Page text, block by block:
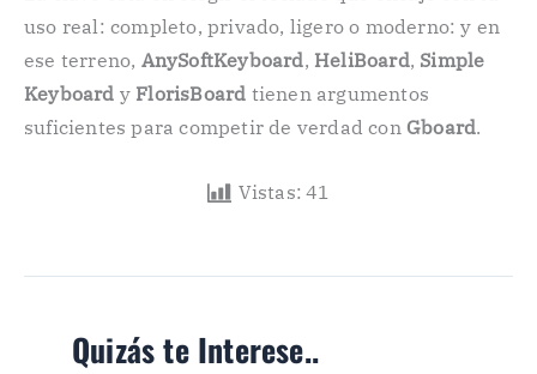
uso real: completo, privado, ligero o moderno: y en
ese terreno, AnySoftKeyboard, HeliBoard, Simple
Keyboard y FlorisBoard tienen argumentos
suficientes para competir de verdad con Gboard.
Vistas: 41
Quizás te Interese..